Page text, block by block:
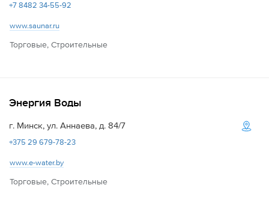
+7 8482 34-55-92
www.saunar.ru
Торговые, Строительные
Энергия Воды
г. Минск, ул. Аннаева, д. 84/7
+375 29 679-78-23
www.e-water.by
Торговые, Строительные